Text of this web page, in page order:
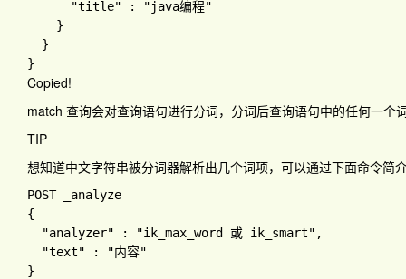
"title"
:
"java编程"
}
Copied!
match 查询会对查询语句进行分词，分词后查询语句中的任何一个
TIP
想知道中文字符串被分词器解析出几个词项，可以通过下面命令简
{
"analyzer"
: "ik_max_word 或 ik_smart" ,
"text"
:
}